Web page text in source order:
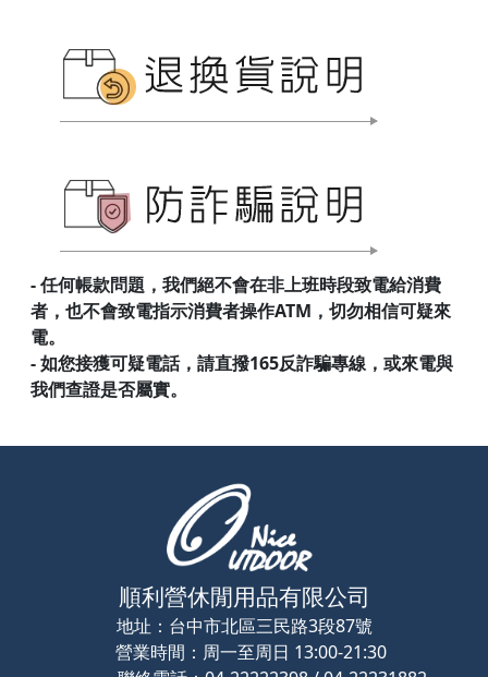
- 任何帳款問題，我們絕不會在非上班時段致電給消費
者，也不會致電指示消費者操作ATM，切勿相信可疑來
電。
- 如您接獲可疑電話，請直撥165反詐騙專線，或來電與
我們查證是否屬實。
順利營休閒用品有限公司
地址： 台中市北區三民路3段87號
營業時間： 周一至周日 13:00-21:30